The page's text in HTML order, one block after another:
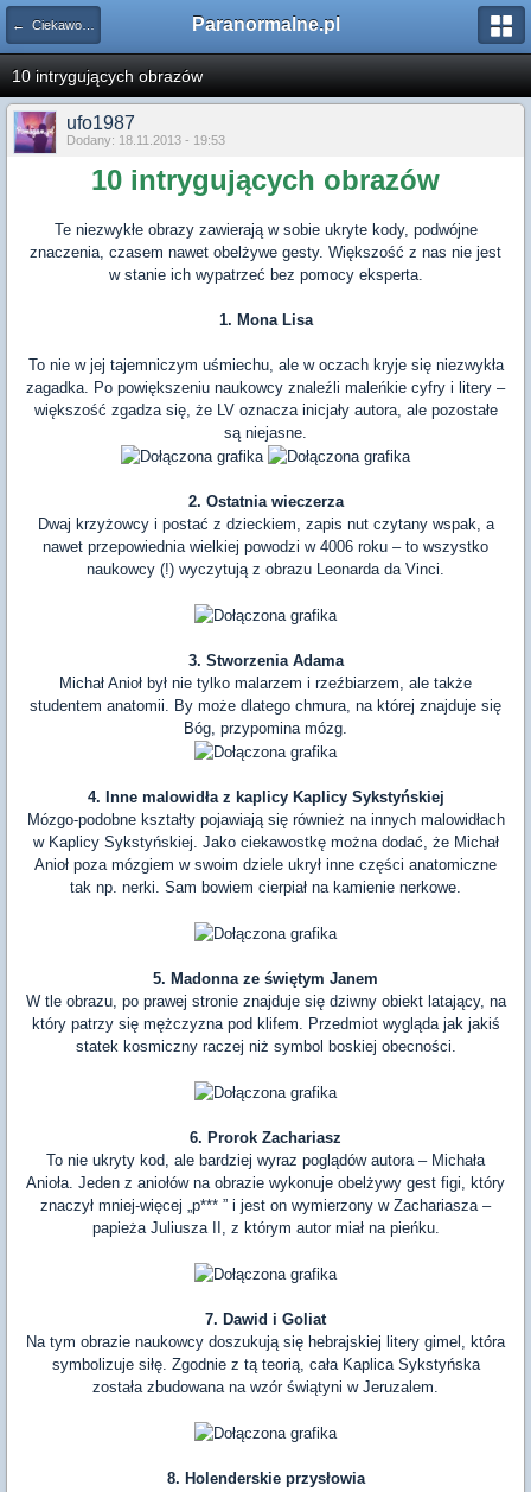
← Ciekawostki Paranormalne.pl
10 intrygujących obrazów
ufo1987
Dodany: 18.11.2013 - 19:53
10 intrygujących obrazów
Te niezwykłe obrazy zawierają w sobie ukryte kody, podwójne
znaczenia, czasem nawet obelżywe gesty. Większość z nas nie jest
w stanie ich wypatrzeć bez pomocy eksperta.
1. Mona Lisa
To nie w jej tajemniczym uśmiechu, ale w oczach kryje się niezwykła
zagadka. Po powiększeniu naukowcy znaleźli maleńkie cyfry i litery –
większość zgadza się, że LV oznacza inicjały autora, ale pozostałe
są niejasne.
2. Ostatnia wieczerza
Dwaj krzyżowcy i postać z dzieckiem, zapis nut czytany wspak, a
nawet przepowiednia wielkiej powodzi w 4006 roku – to wszystko
naukowcy (!) wyczytują z obrazu Leonarda da Vinci.
3. Stworzenia Adama
Michał Anioł był nie tylko malarzem i rzeźbiarzem, ale także
studentem anatomii. By może dlatego chmura, na której znajduje się
Bóg, przypomina mózg.
4. Inne malowidła z kaplicy Kaplicy Sykstyńskiej
Mózgo-podobne kształty pojawiają się również na innych malowidłach
w Kaplicy Sykstyńskiej. Jako ciekawostkę można dodać, że Michał
Anioł poza mózgiem w swoim dziele ukrył inne części anatomiczne
tak np. nerki. Sam bowiem cierpiał na kamienie nerkowe.
5. Madonna ze świętym Janem
W tle obrazu, po prawej stronie znajduje się dziwny obiekt latający, na
który patrzy się mężczyzna pod klifem. Przedmiot wygląda jak jakiś
statek kosmiczny raczej niż symbol boskiej obecności.
6. Prorok Zachariasz
To nie ukryty kod, ale bardziej wyraz poglądów autora – Michała
Anioła. Jeden z aniołów na obrazie wykonuje obelżywy gest figi, który
znaczył mniej-więcej „p*** ” i jest on wymierzony w Zachariasza –
papieża Juliusza II, z którym autor miał na pieńku.
7. Dawid i Goliat
Na tym obrazie naukowcy doszukują się hebrajskiej litery gimel, która
symbolizuje siłę. Zgodnie z tą teorią, cała Kaplica Sykstyńska
została zbudowana na wzór świątyni w Jeruzalem.
8. Holenderskie przysłowia